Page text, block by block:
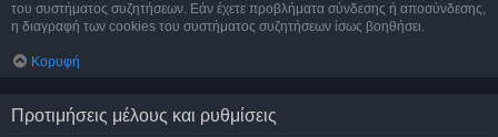
του συστήματος συζητήσεων. Εάν έχετε προβλήματα σύνδεσης ή αποσύνδεσης,
η διαγραφή των cookies του συστήματος συζητήσεων ίσως βοηθήσει.
Κορυφή
Προτιμήσεις μέλους και ρυθμίσεις